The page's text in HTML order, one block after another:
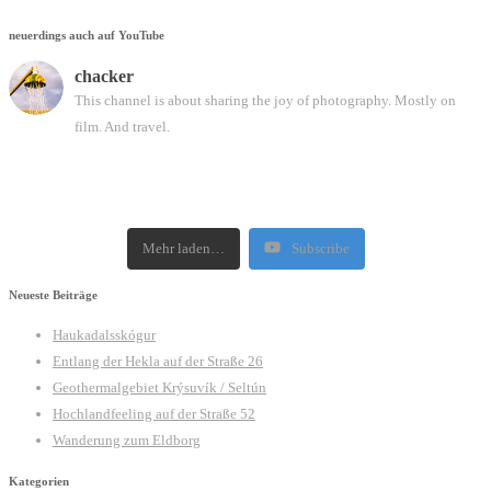
neuerdings auch auf YouTube
chacker
This channel is about sharing the joy of photography. Mostly on
film. And travel.
Mehr laden… Subscribe
Neueste Beiträge
Haukadalsskógur
Entlang der Hekla auf der Straße 26
Geothermalgebiet Krýsuvík / Seltún
Hochlandfeeling auf der Straße 52
Wanderung zum Eldborg
Kategorien